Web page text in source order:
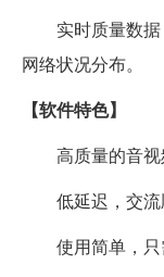
实时质量数据
网络状况分布。
【软件特色】
高质量的音视
低延迟，交流
使用简单，只